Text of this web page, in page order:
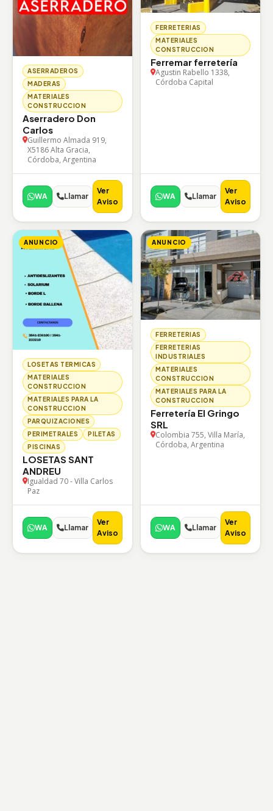
ASERRADEROS
MADERAS
MATERIALES
CONSTRUCCION
Aserradero Don
Carlos
Guillermo Almada 919,
X5186 Alta Gracia,
Córdoba, Argentina
WA Llamar
Ver
Aviso
FERRETERIAS
MATERIALES
CONSTRUCCION
Ferremar ferretería
Agustin Rabello 1338,
Córdoba Capital
WA Llamar
Ver
Aviso
ANUNCIO
LOSETAS TERMICAS
MATERIALES
CONSTRUCCION
MATERIALES PARA LA
CONSTRUCCION
PARQUIZACIONES
PERIMETRALES
PILETAS
PISCINAS
LOSETAS SANT
ANDREU
Igualdad 70 - Villa Carlos
Paz
WA Llamar
Ver
Aviso
ANUNCIO
FERRETERIAS
FERRETERIAS
INDUSTRIALES
MATERIALES
CONSTRUCCION
MATERIALES PARA LA
CONSTRUCCION
Ferretería El Gringo
SRL
Colombia 755, Villa María,
Córdoba, Argentina
WA Llamar
Ver
Aviso